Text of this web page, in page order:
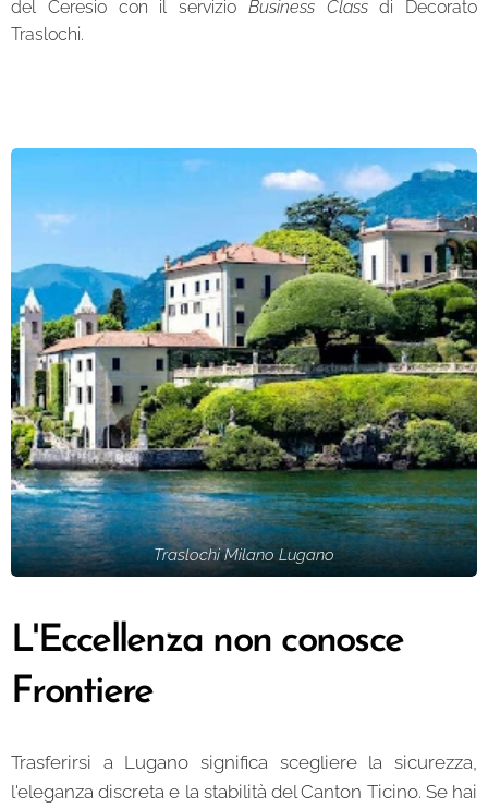
del Ceresio con il servizio Business Classdi Decorato
Traslochi.
Traslochi Milano Lugano
L'Eccellenza non conosce
Frontiere
Trasferirsi a Lugano significa scegliere la sicurezza,
l'eleganza discreta e la stabilità del Canton Ticino. Se hai